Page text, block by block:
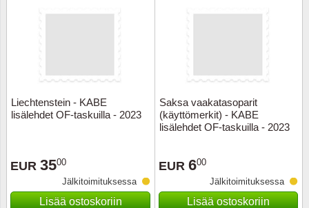
Liechtenstein - KABE
lisälehdet OF-taskuilla - 2023
EUR 3500
Jälkitoimituksessa
Lisää ostoskoriin
Saksa vaakatasoparit
(käyttömerkit) - KABE
lisälehdet OF-taskuilla - 2023
EUR 600
Jälkitoimituksessa
Lisää ostoskoriin